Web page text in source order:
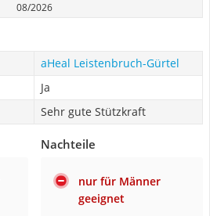
08/2026
aHeal Leistenbruch-Gürtel
Ja
Sehr gute Stützkraft
Nachteile
nur für Männer
geeignet